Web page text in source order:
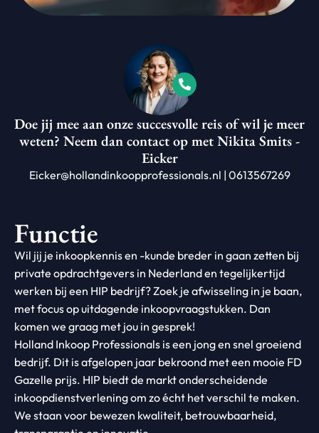
Doe jij mee aan onze succesvolle reis of wil je meer
weten? Neem dan contact op met Nikita Smits -
Eicker
Eicker@hollandinkoopprofessionals.nl | 0613567269
Functie
Wil jij je inkoopkennis en -kunde breder in gaan zetten bij
private opdrachtgevers in Nederland en tegelijkertijd
werken bij een HIP bedrijf? Zoek je afwisseling in je baan,
met focus op uitdagende inkoopvraagstukken. Dan
komen we graag met jou in gesprek!
Holland Inkoop Professionals is een jong en snel groeiend
bedrijf. Dit is afgelopen jaar bekroond met een mooie FD
Gazelle prijs. HIP biedt de markt onderscheidende
inkoopdienstverlening om zo écht het verschil te maken.
We staan voor bewezen kwaliteit, betrouwbaarheid,